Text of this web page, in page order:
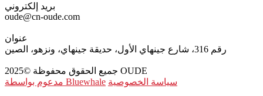
بريد إلكتروني
oude@cn-oude.com
عنوان
رقم 316، شارع جينهاي الأول، حديقة جينهاي، ونزهو، الصين
جميع الحقوق محفوظة ©2025 OUDE
مدعوم بواسطة Bluewhale سياسة الخصوصية